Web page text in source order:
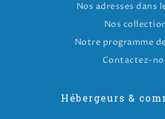
Nos adresses dans
Nos
Notre programme
Contactez-
Hébergeurs &